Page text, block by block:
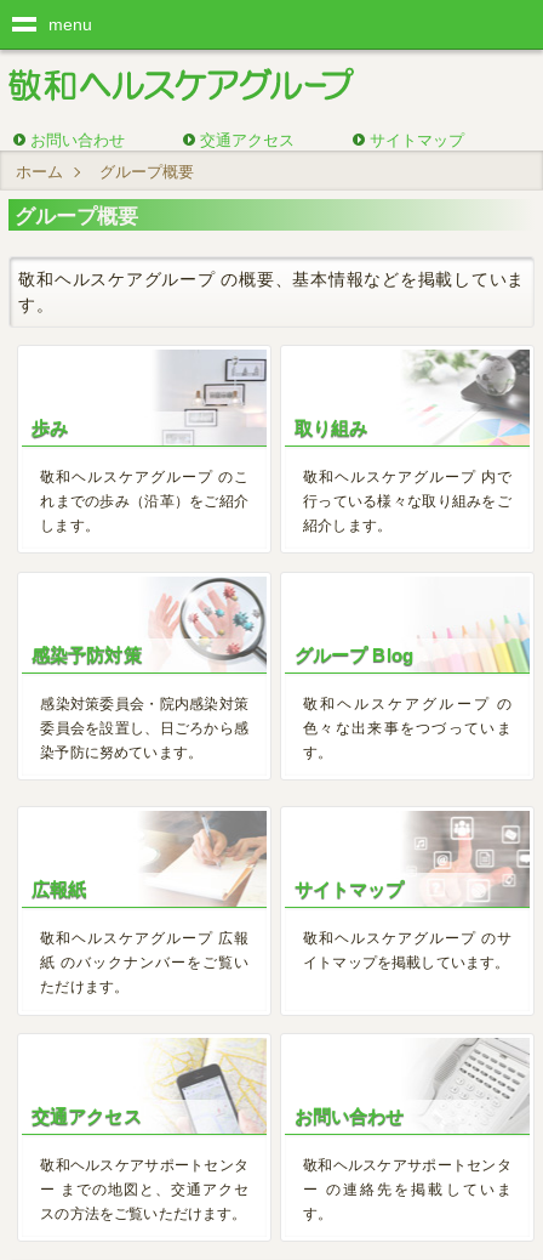
menu
お問い合わせ 交通アクセス
サイトマップ
ホーム
グループ概要
グループ概要
敬和ヘルスケアグループ の概要、基本情報などを掲載していま
す。
歩み
敬和ヘルスケアグループ のこ
れまでの歩み（沿革）をご紹介
します。
取り組み
敬和ヘルスケアグループ 内で
行っている様々な取り組みをご
紹介します。
感染予防対策
感染対策委員会・院内感染対策
委員会を設置し、日ごろから感
染予防に努めています。
グループ Blog
敬和ヘルスケアグループ の
色々な出来事をつづっていま
す。
広報紙
敬和ヘルスケアグループ 広報
紙 のバックナンバーをご覧い
ただけます。
サイトマップ
敬和ヘルスケアグループ のサ
イトマップを掲載しています。
交通アクセス
敬和ヘルスケアサポートセンタ
ー までの地図と、交通アクセ
スの方法をご覧いただけます。
お問い合わせ
敬和ヘルスケアサポートセンタ
ー の連絡先を掲載していま
す。